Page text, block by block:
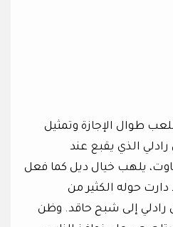
طوال الإجازة وتمثيل
الذي يقبع عند
يلهب خيال ديل كما فعل
حوله الكثير من
رادلي إلى شبح حاقد. وظن